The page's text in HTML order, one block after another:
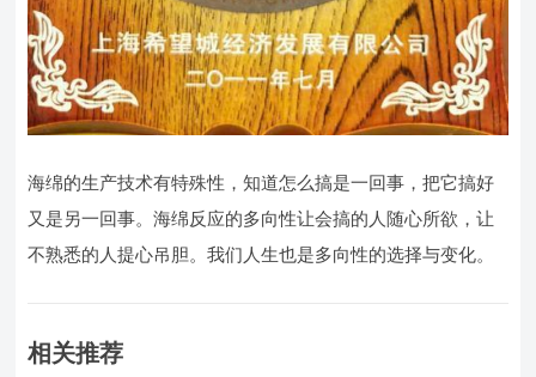
海绵的生产技术有特殊性，知道怎么搞是一回事，把它搞好
又是另一回事。海绵反应的多向性让会搞的人随心所欲，让
不熟悉的人提心吊胆。我们人生也是多向性的选择与变化。
相关推荐